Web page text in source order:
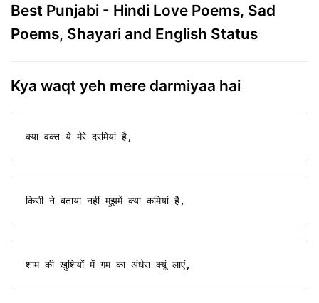
Best Punjabi - Hindi Love Poems, Sad
Poems, Shayari and English Status
Kya waqt yeh mere darmiyaa hai
क्या वक्त ये मेरे दरमियां है,
किसी ने बताया नहीं मुझमें क्या कमियां है,
शाम की खुशियों में गम का अंधेरा क्यूं लाएं,